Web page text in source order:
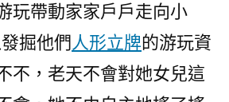
玩帶動家家戶戶走向小
掘他們人形立牌的游玩資
不，老天不會對她女兒這